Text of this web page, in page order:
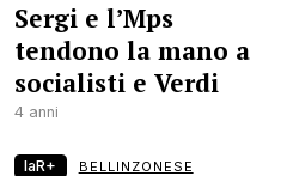
Sergi e l’Mps
tendono la mano a
socialisti e Verdi
4 anni
laR+ BELLINZONESE